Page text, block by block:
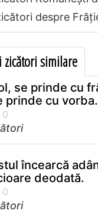
despre
zicători similare
se prinde cu
prinde cu vorba.
încearcă
deodată.